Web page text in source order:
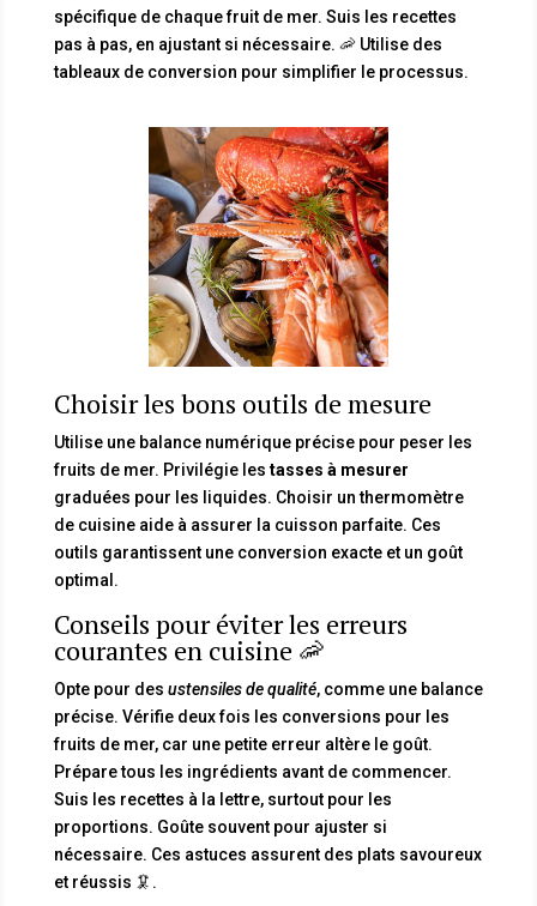
spécifique de chaque fruit de mer. Suis les recettes
pas à pas, en ajustant si nécessaire. 🦐 Utilise des
tableaux de conversion pour simplifier le processus.
Choisir les bons outils de mesure
Utilise une balance numérique précise pour peser les
fruits de mer. Privilégie les tasses à mesurer
graduées pour les liquides. Choisir un thermomètre
de cuisine aide à assurer la cuisson parfaite. Ces
outils garantissent une conversion exacte et un goût
optimal.
Conseils pour éviter les erreurs
courantes en cuisine 🦐
Opte pour des ustensiles de qualité, comme une balance
précise. Vérifie deux fois les conversions pour les
fruits de mer, car une petite erreur altère le goût.
Prépare tous les ingrédients avant de commencer.
Suis les recettes à la lettre, surtout pour les
proportions. Goûte souvent pour ajuster si
nécessaire. Ces astuces assurent des plats savoureux
et réussis 🦑.